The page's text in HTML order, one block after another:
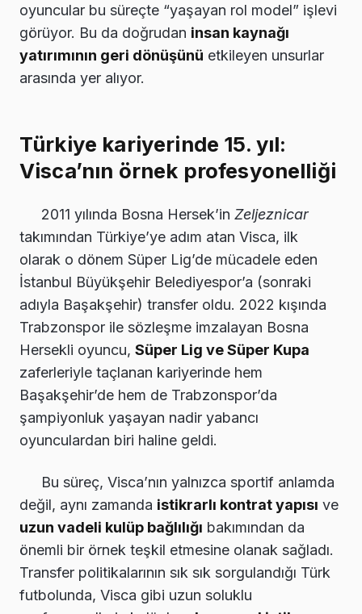
oyuncular bu süreçte “yaşayan rol model” işlevi
görüyor. Bu da doğrudan insan kaynağı
yatırımının geri dönüşünü etkileyen unsurlar
arasında yer alıyor.
Türkiye kariyerinde 15. yıl:
Visca’nın örnek profesyonelliği
2011 yılında Bosna Hersek’in Zeljeznicar
takımından Türkiye’ye adım atan Visca, ilk
olarak o dönem Süper Lig’de mücadele eden
İstanbul Büyükşehir Belediyespor’a (sonraki
adıyla Başakşehir) transfer oldu. 2022 kışında
Trabzonspor ile sözleşme imzalayan Bosna
Hersekli oyuncu, Süper Lig ve Süper Kupa
zaferleriyle taçlanan kariyerinde hem
Başakşehir’de hem de Trabzonspor’da
şampiyonluk yaşayan nadir yabancı
oyunculardan biri haline geldi.
Bu süreç, Visca’nın yalnızca sportif anlamda
değil, aynı zamanda istikrarlı kontrat yapısı ve
uzun vadeli kulüp bağlılığı bakımından da
önemli bir örnek teşkil etmesine olanak sağladı.
Transfer politikalarının sık sık sorgulandığı Türk
futbolunda, Visca gibi uzun soluklu